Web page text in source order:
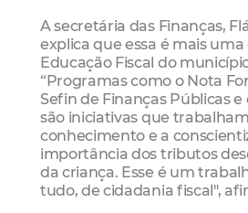
A secretária das Finanças,
explica que essa é mais uma
Educação Fiscal do
“Programas como o Nota
Sefin de Finanças Públicas e
são iniciativas que
conhecimento e a
importância dos tributos
da criança. Esse é um
tudo, de cidadania fiscal",